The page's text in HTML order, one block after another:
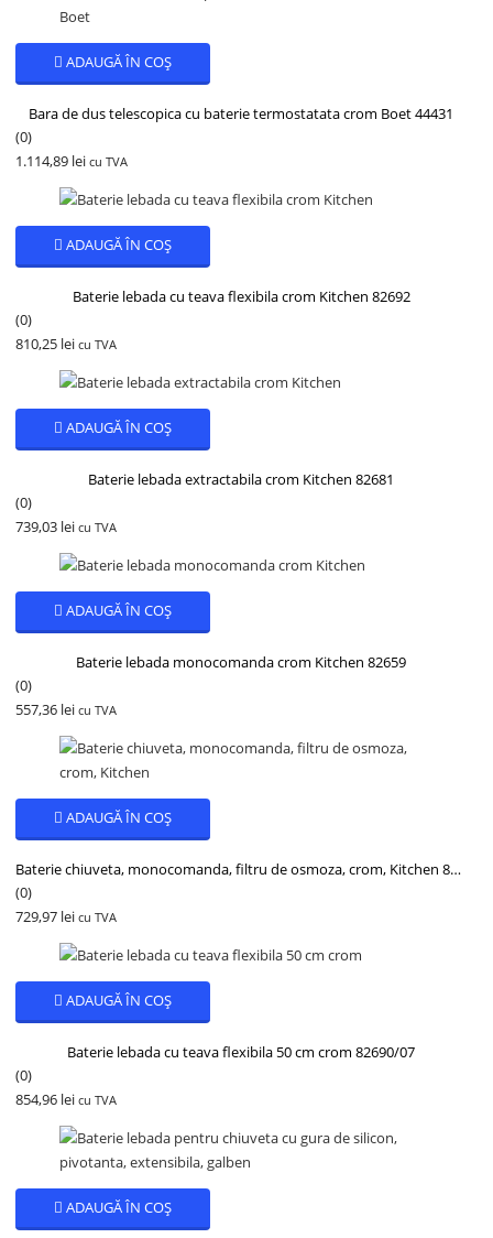
ADAUGĂ ÎN COȘ
Bara de dus telescopica cu baterie termostatata crom Boet 44431
(0)
1.114,89 lei cu TVA
ADAUGĂ ÎN COȘ
Baterie lebada cu teava flexibila crom Kitchen 82692
(0)
810,25 lei cu TVA
ADAUGĂ ÎN COȘ
Baterie lebada extractabila crom Kitchen 82681
(0)
739,03 lei cu TVA
ADAUGĂ ÎN COȘ
Baterie lebada monocomanda crom Kitchen 82659
(0)
557,36 lei cu TVA
ADAUGĂ ÎN COȘ
Baterie chiuveta, monocomanda, filtru de osmoza, crom, Kitchen 82700
(0)
729,97 lei cu TVA
ADAUGĂ ÎN COȘ
Baterie lebada cu teava flexibila 50 cm crom 82690/07
(0)
854,96 lei cu TVA
ADAUGĂ ÎN COȘ